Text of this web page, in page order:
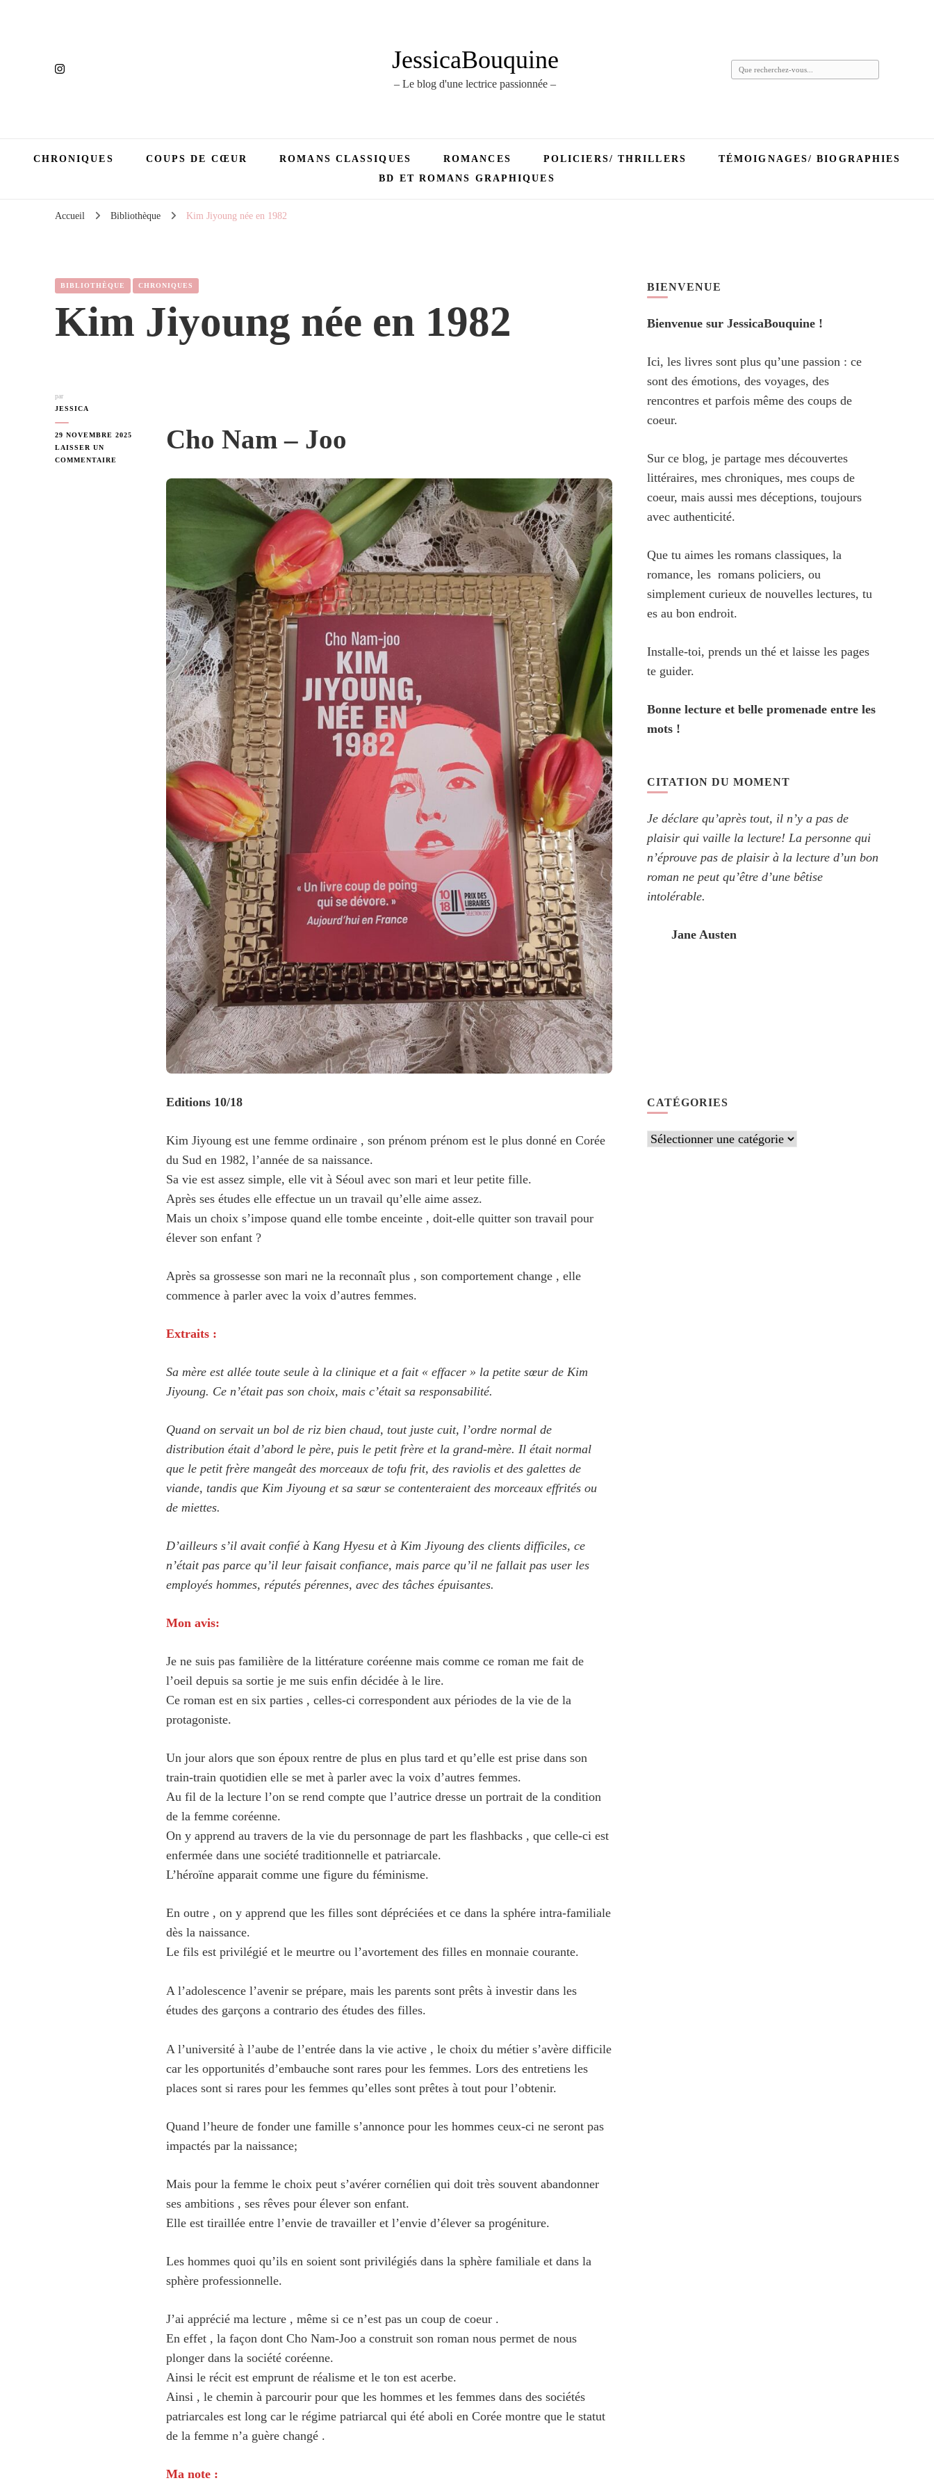
JessicaBouquine
– Le blog d'une lectrice passionnée –
Vous
CHRONIQUES COUPS DE CŒUR ROMANS CLASSIQUES ROMANCES POLICIERS/ THRILLERS
TÉMOIGNAGES/ BIOGRAPHIES
BD ET ROMANS GRAPHIQUES
Accueil Bibliothèque Kim Jiyoung née en 1982
BIBLIOTHÈQUE CHRONIQUES
Kim Jiyoung née en 1982
par
JESSICA
29 NOVEMBRE 2025
LAISSER UN
COMMENTAIRE
Cho Nam – Joo
Editions 10/18
Kim Jiyoung est une femme ordinaire , son prénom prénom est le plus donné en Corée
du Sud en 1982, l’année de sa naissance.
Sa vie est assez simple, elle vit à Séoul avec son mari et leur petite fille.
Après ses études elle effectue un un travail qu’elle aime assez.
Mais un choix s’impose quand elle tombe enceinte , doit-elle quitter son travail pour
élever son enfant ?
Après sa grossesse son mari ne la reconnaît plus , son comportement change , elle
commence à parler avec la voix d’autres femmes.
Extraits :
Sa mère est allée toute seule à la clinique et a fait « effacer » la petite sœur de Kim
Jiyoung. Ce n’était pas son choix, mais c’était sa responsabilité.
Quand on servait un bol de riz bien chaud, tout juste cuit, l’ordre normal de
distribution était d’abord le père, puis le petit frère et la grand-mère. Il était normal
que le petit frère mangeât des morceaux de tofu frit, des raviolis et des galettes de
viande, tandis que Kim Jiyoung et sa sœur se contenteraient des morceaux effrités ou
de miettes.
D’ailleurs s’il avait confié à Kang Hyesu et à Kim Jiyoung des clients difficiles, ce
n’était pas parce qu’il leur faisait confiance, mais parce qu’il ne fallait pas user les
employés hommes, réputés pérennes, avec des tâches épuisantes.
Mon avis:
Je ne suis pas familière de la littérature coréenne mais comme ce roman me fait de
l’oeil depuis sa sortie je me suis enfin décidée à le lire.
Ce roman est en six parties , celles-ci correspondent aux périodes de la vie de la
protagoniste.
Un jour alors que son époux rentre de plus en plus tard et qu’elle est prise dans son
train-train quotidien elle se met à parler avec la voix d’autres femmes.
Au fil de la lecture l’on se rend compte que l’autrice dresse un portrait de la condition
de la femme coréenne.
On y apprend au travers de la vie du personnage de part les flashbacks , que celle-ci est
enfermée dans une société traditionnelle et patriarcale.
L’héroïne apparait comme une figure du féminisme.
En outre , on y apprend que les filles sont dépréciées et ce dans la sphére intra-familiale
dès la naissance.
Le fils est privilégié et le meurtre ou l’avortement des filles en monnaie courante.
A l’adolescence l’avenir se prépare, mais les parents sont prêts à investir dans les
études des garçons a contrario des études des filles.
A l’université à l’aube de l’entrée dans la vie active , le choix du métier s’avère difficile
car les opportunités d’embauche sont rares pour les femmes. Lors des entretiens les
places sont si rares pour les femmes qu’elles sont prêtes à tout pour l’obtenir.
Quand l’heure de fonder une famille s’annonce pour les hommes ceux-ci ne seront pas
impactés par la naissance;
Mais pour la femme le choix peut s’avérer cornélien qui doit très souvent abandonner
ses ambitions , ses rêves pour élever son enfant.
Elle est tiraillée entre l’envie de travailler et l’envie d’élever sa progéniture.
Les hommes quoi qu’ils en soient sont privilégiés dans la sphère familiale et dans la
sphère professionnelle.
J’ai apprécié ma lecture , même si ce n’est pas un coup de coeur .
En effet , la façon dont Cho Nam-Joo a construit son roman nous permet de nous
plonger dans la société coréenne.
Ainsi le récit est emprunt de réalisme et le ton est acerbe.
Ainsi , le chemin à parcourir pour que les hommes et les femmes dans des sociétés
patriarcales est long car le régime patriarcal qui été aboli en Corée montre que le statut
de la femme n’a guère changé .
Ma note :
BIENVENUE
Bienvenue sur JessicaBouquine !
Ici, les livres sont plus qu’une passion : ce
sont des émotions, des voyages, des
rencontres et parfois même des coups de
coeur.
Sur ce blog, je partage mes découvertes
littéraires, mes chroniques, mes coups de
coeur, mais aussi mes déceptions, toujours
avec authenticité.
Que tu aimes les romans classiques, la
romance, les romans policiers, ou
simplement curieux de nouvelles lectures, tu
es au bon endroit.
Installe-toi, prends un thé et laisse les pages
te guider.
Bonne lecture et belle promenade entre les
mots !
CITATION DU MOMENT
Je déclare qu’après tout, il n’y a pas de
plaisir qui vaille la lecture! La personne qui
n’éprouve pas de plaisir à la lecture d’un bon
roman ne peut qu’être d’une bêtise
intolérable.
Jane Austen
CATÉGORIES
Catégories